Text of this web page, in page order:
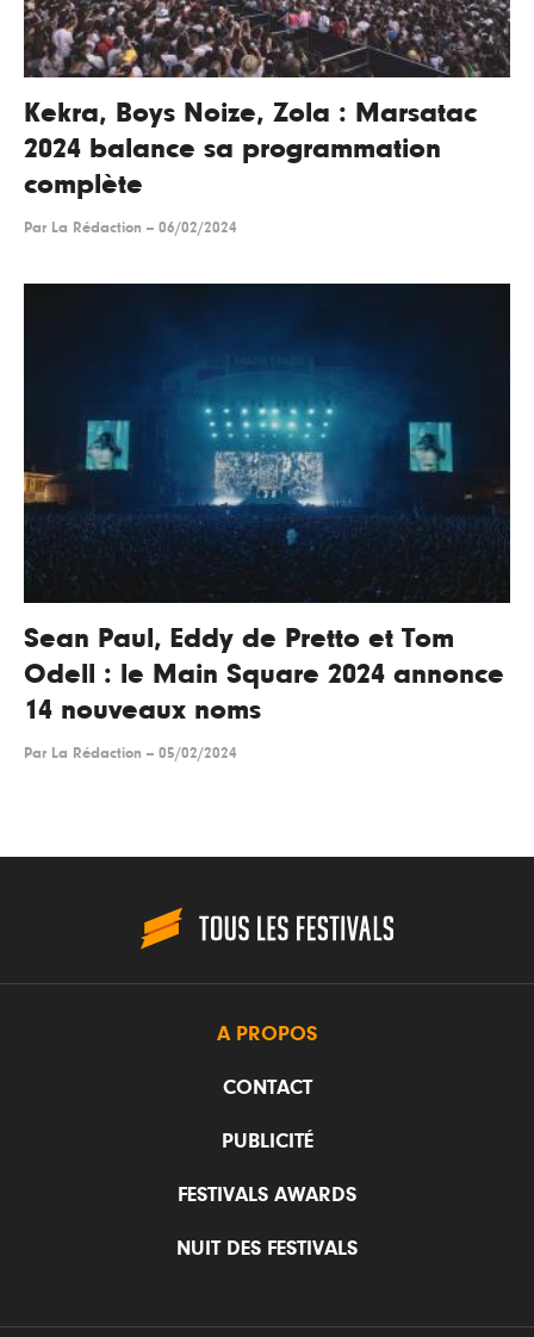
Kekra, Boys Noize, Zola : Marsatac
2024 balance sa programmation
complète
Par La Rédaction -- 06/02/2024
Sean Paul, Eddy de Pretto et Tom
Odell : le Main Square 2024 annonce
14 nouveaux noms
Par La Rédaction -- 05/02/2024
A PROPOS
CONTACT
PUBLICITÉ
FESTIVALS AWARDS
NUIT DES FESTIVALS